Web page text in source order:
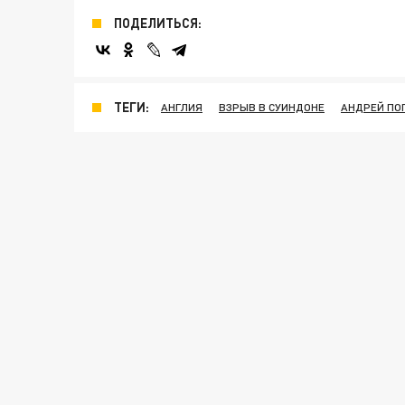
ПОДЕЛИТЬСЯ:
ТЕГИ: АНГЛИЯ ВЗРЫВ В СУИНДОНЕ АНДРЕЙ